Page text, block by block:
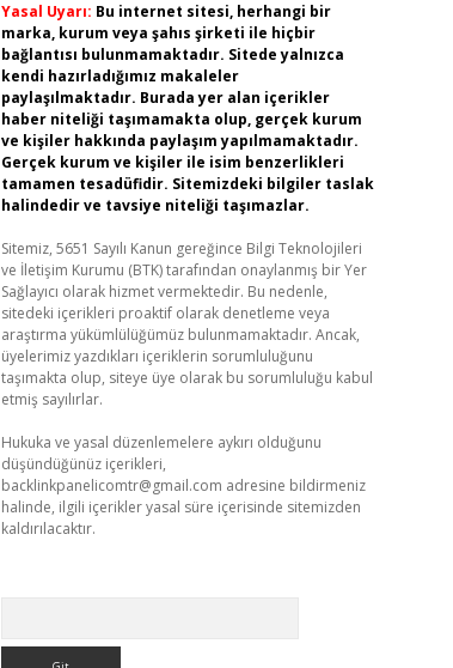
Yasal Uyarı: Bu internet sitesi, herhangi bir
marka, kurum veya şahıs şirketi ile hiçbir
bağlantısı bulunmamaktadır. Sitede yalnızca
kendi hazırladığımız makaleler
paylaşılmaktadır. Burada yer alan içerikler
haber niteliği taşımamakta olup, gerçek kurum
ve kişiler hakkında paylaşım yapılmamaktadır.
Gerçek kurum ve kişiler ile isim benzerlikleri
tamamen tesadüfidir. Sitemizdeki bilgiler taslak
halindedir ve tavsiye niteliği taşımazlar.
Sitemiz, 5651 Sayılı Kanun gereğince Bilgi Teknolojileri
ve İletişim Kurumu (BTK) tarafından onaylanmış bir Yer
Sağlayıcı olarak hizmet vermektedir. Bu nedenle,
sitedeki içerikleri proaktif olarak denetleme veya
araştırma yükümlülüğümüz bulunmamaktadır. Ancak,
üyelerimiz yazdıkları içeriklerin sorumluluğunu
taşımakta olup, siteye üye olarak bu sorumluluğu kabul
etmiş sayılırlar.
Hukuka ve yasal düzenlemelere aykırı olduğunu
düşündüğünüz içerikleri,
backlinkpanelicomtr@gmail.com adresine bildirmeniz
halinde, ilgili içerikler yasal süre içerisinde sitemizden
kaldırılacaktır.